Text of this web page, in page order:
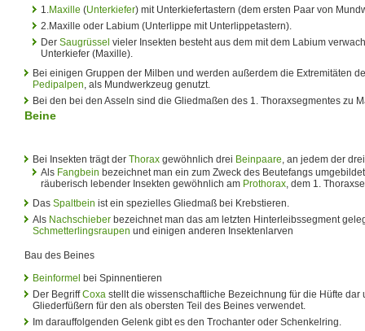
1.Maxille (Unterkiefer) mit Unterkiefertastern (dem ersten Paar von
2.Maxille oder Labium (Unterlippe mit Unterlippetastern).
Der Saugrüssel vieler Insekten besteht aus dem mit dem Labium
Unterkiefer (Maxille).
Bei einigen Gruppen der Milben und werden außerdem die Extremitäten
Pedipalpen, als Mundwerkzeug genutzt.
Bei den bei den Asseln sind die Gliedmaßen des 1. Thoraxsegmentes zu
Beine
Bei Insekten trägt der Thorax gewöhnlich drei Beinpaare, an jedem der
Als Fangbein bezeichnet man ein zum Zweck des Beutefangs
räuberisch lebender Insekten gewöhnlich am Prothorax, dem 1.
Das Spaltbein ist ein spezielles Gliedmaß bei Krebstieren.
Als Nachschieber bezeichnet man das am letzten Hinterleibssegment
Schmetterlingsraupen und einigen anderen Insektenlarven
Bau des Beines
Beinformel bei Spinnentieren
Der BegriffCoxa stellt die wissenschaftliche Bezeichnung für die Hüfte dar
Gliederfüßern für den als obersten Teil des Beines verwendet.
Im darauffolgenden Gelenk gibt es den Trochanter oder Schenkelring.